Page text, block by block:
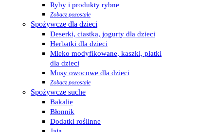
Ryby i produkty rybne
Zobacz pozostałe
Spożywcze dla dzieci
Deserki, ciastka, jogurty dla dzieci
Herbatki dla dzieci
Mleko modyfikowane, kaszki, płatki
dla dzieci
Musy owocowe dla dzieci
Zobacz pozostałe
Spożywcze suche
Bakalie
Błonnik
Dodatki roślinne